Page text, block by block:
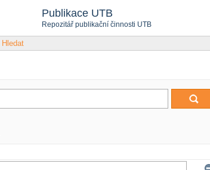
Publikace UTB
Repozitář publikační činnosti UTB
Hledat